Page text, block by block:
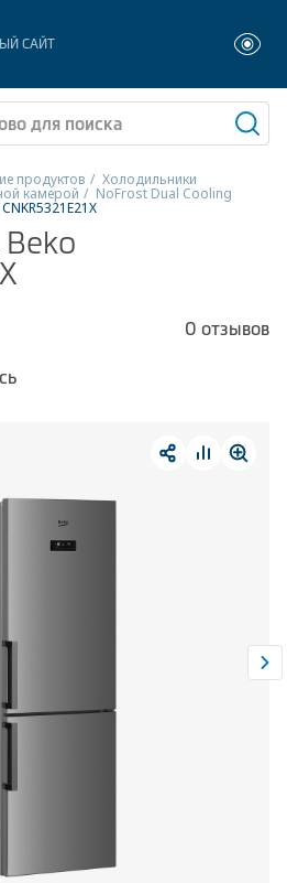
САЙТ
машины
продуктов Холодильники
камерой NoFrost Dual Cooling
CNKR5321E21X
0 отзывов